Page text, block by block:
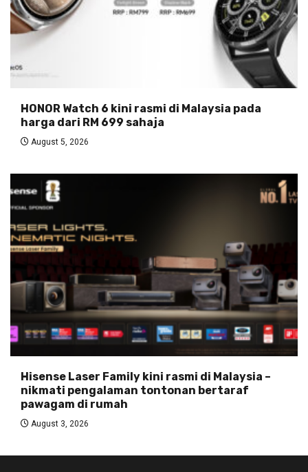
HONOR Watch 6 kini rasmi di Malaysia pada
harga dari RM 699 sahaja
August 5, 2026
Hisense Laser Family kini rasmi di Malaysia –
nikmati pengalaman tontonan bertaraf
pawagam di rumah
August 3, 2026